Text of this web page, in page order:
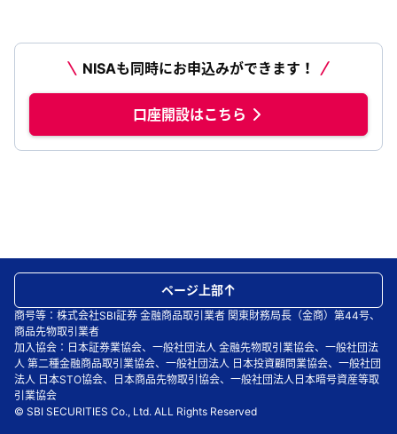
NISAも同時にお申込みができます！
口座開設はこちら
商号等：株式会社SBI証券 金融商品取引業者 関東財務局長（金商）第44号、
商品先物取引業者
加入協会：日本証券業協会、一般社団法人 金融先物取引業協会、一般社団法
人 第二種金融商品取引業協会、一般社団法人 日本投資顧問業協会、一般社団
法人 日本STO協会、日本商品先物取引協会、一般社団法人日本暗号資産等取
引業協会
© SBI SECURITIES Co., Ltd. ALL Rights Reserved
ページ上部